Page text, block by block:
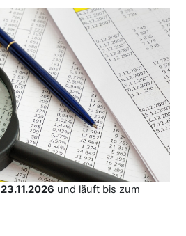
23.11.2026 und läuft bis zum